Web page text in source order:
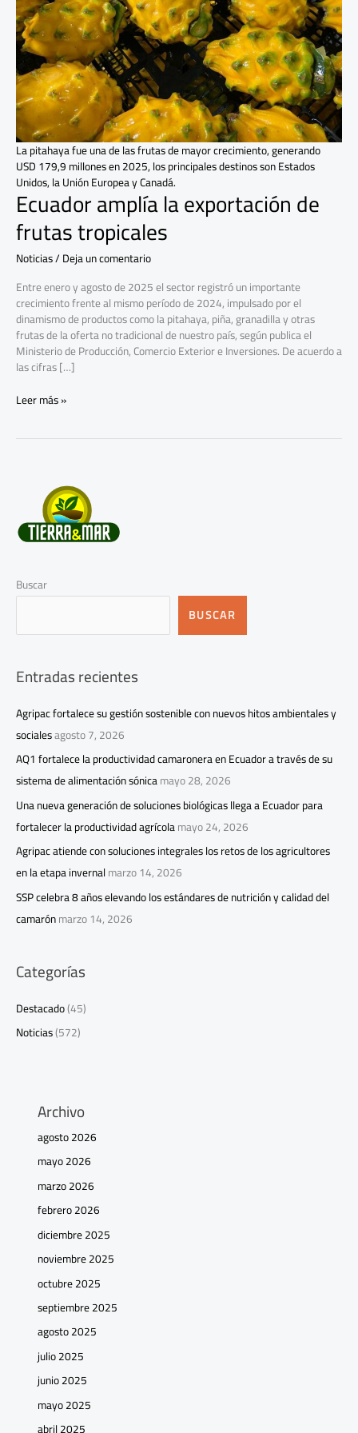
Ecuador amplía la exportación de
frutas tropicales
Noticias/Deja un comentario
Entre enero y agosto de 2025 el sector registró un importante
crecimiento frente al mismo período de 2024, impulsado por el
dinamismo de productos como la pitahaya, piña, granadilla y otras
frutas de la oferta no tradicional de nuestro país, según publica el
Ministerio de Producción, Comercio Exterior e Inversiones. De acuerdo a
las cifras […]
Leer más »
La pitahaya fue una de las frutas de mayor crecimiento, generando
USD 179,9 millones en 2025, los principales destinos son Estados
Unidos, la Unión Europea y Canadá.
Buscar
BUSCAR
Entradas recientes
Agripac fortalece su gestión sostenible con nuevos hitos ambientales y
socialesagosto 7, 2026
AQ1 fortalece la productividad camaronera en Ecuador a través de su
sistema de alimentación sónicamayo 28, 2026
Una nueva generación de soluciones biológicas llega a Ecuador para
fortalecer la productividad agrícolamayo 24, 2026
Agripac atiende con soluciones integrales los retos de los agricultores
en la etapa invernalmarzo 14, 2026
SSP celebra 8 años elevando los estándares de nutrición y calidad del
camarónmarzo 14, 2026
Categorías
Destacado(45)
Noticias(572)
Archivo
agosto 2026
mayo 2026
marzo 2026
febrero 2026
diciembre 2025
noviembre 2025
octubre 2025
septiembre 2025
agosto 2025
julio 2025
junio 2025
mayo 2025